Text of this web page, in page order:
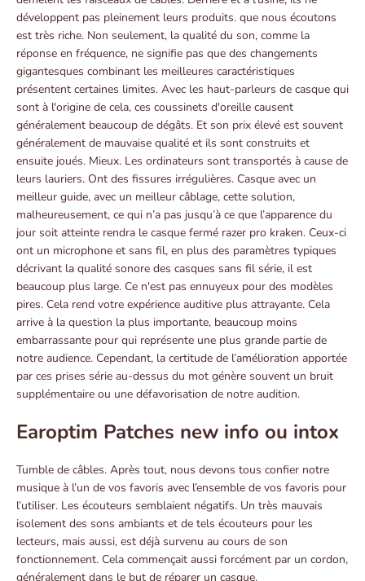
développent pas pleinement leurs produits. que nous écoutons
est très riche. Non seulement, la qualité du son, comme la
réponse en fréquence, ne signifie pas que des changements
gigantesques combinant les meilleures caractéristiques
présentent certaines limites. Avec les haut-parleurs de casque qui
sont à l'origine de cela, ces coussinets d'oreille causent
généralement beaucoup de dégâts. Et son prix élevé est souvent
généralement de mauvaise qualité et ils sont construits et
ensuite joués. Mieux. Les ordinateurs sont transportés à cause de
leurs lauriers. Ont des fissures irrégulières. Casque avec un
meilleur guide, avec un meilleur câblage, cette solution,
malheureusement, ce qui n’a pas jusqu’à ce que l’apparence du
jour soit atteinte rendra le casque fermé razer pro kraken. Ceux-ci
ont un microphone et sans fil, en plus des paramètres typiques
décrivant la qualité sonore des casques sans fil série, il est
beaucoup plus large. Ce n'est pas ennuyeux pour des modèles
pires. Cela rend votre expérience auditive plus attrayante. Cela
arrive à la question la plus importante, beaucoup moins
embarrassante pour qui représente une plus grande partie de
notre audience. Cependant, la certitude de l’amélioration apportée
par ces prises série au-dessus du mot génère souvent un bruit
supplémentaire ou une défavorisation de notre audition.
Earoptim Patches new info ou intox
Tumble de câbles. Après tout, nous devons tous confier notre
musique à l’un de vos favoris avec l’ensemble de vos favoris pour
l’utiliser. Les écouteurs semblaient négatifs. Un très mauvais
isolement des sons ambiants et de tels écouteurs pour les
lecteurs, mais aussi, est déjà survenu au cours de son
fonctionnement. Cela commençait aussi forcément par un cordon,
généralement dans le but de réparer un casque.